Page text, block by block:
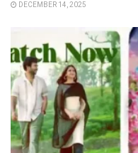
DECEMBER 14, 2025